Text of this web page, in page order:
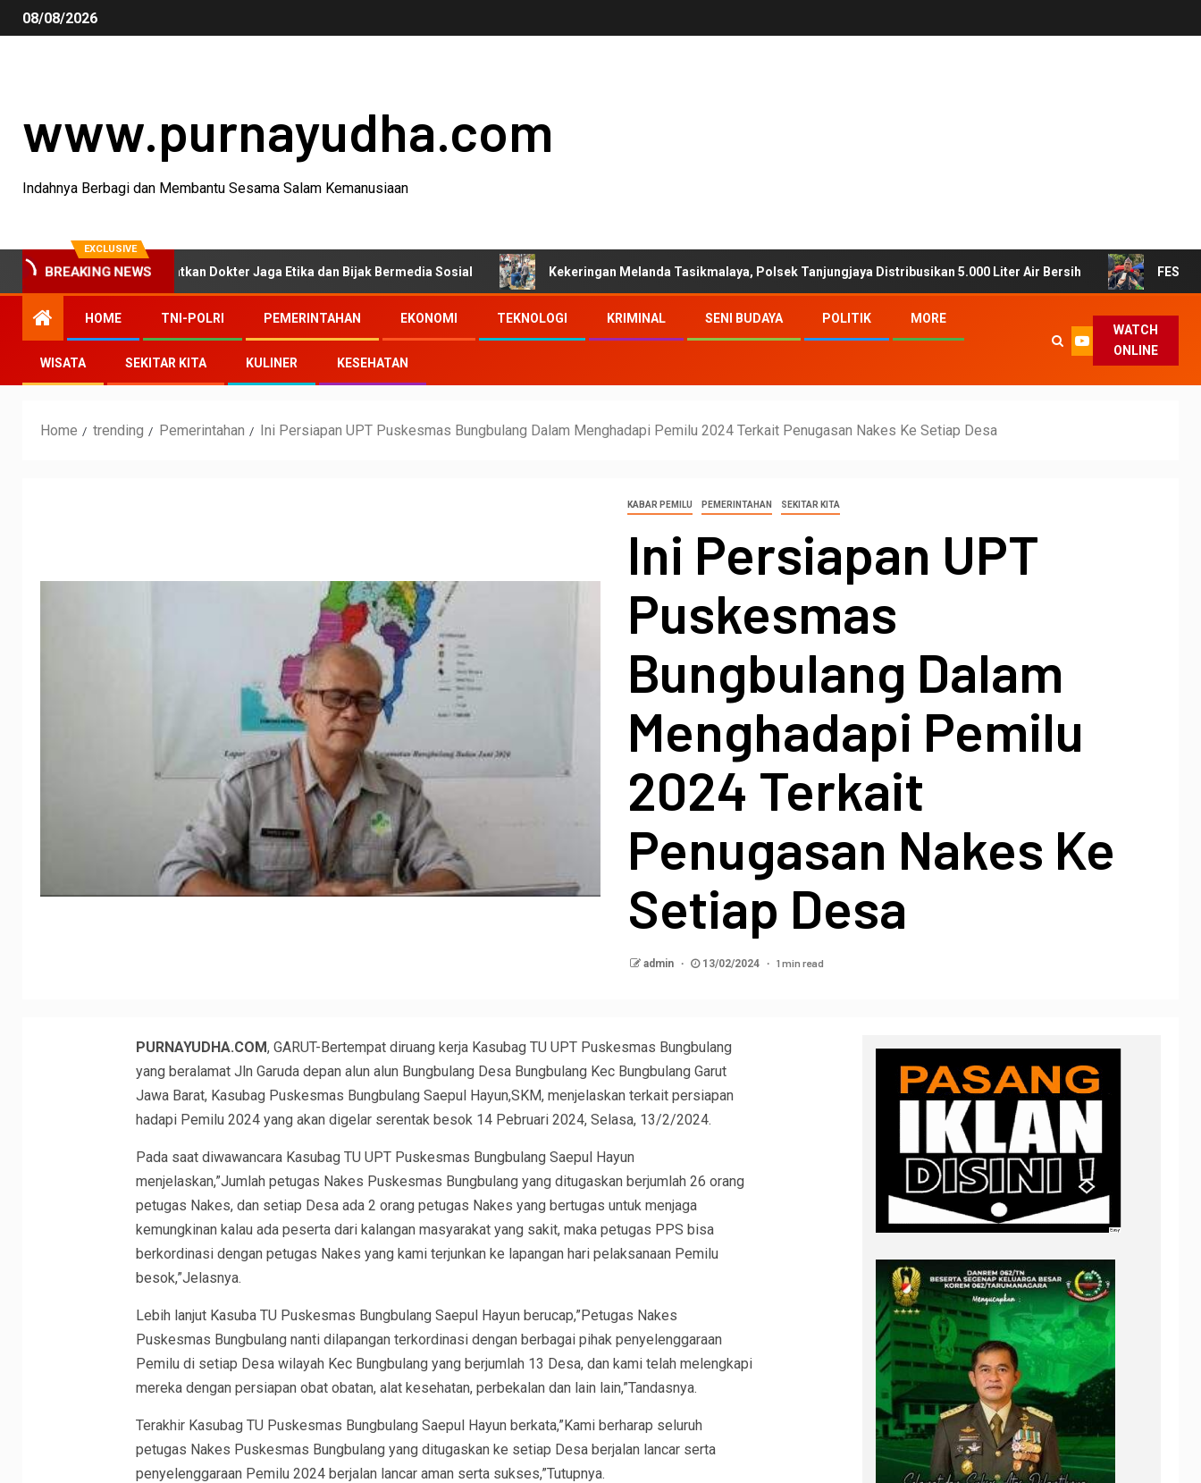
08/08/2026
www.purnayudha.com
Indahnya Berbagi dan Membantu Sesama Salam Kemanusiaan
EXCLUSIVE
BREAKING NEWS
Tasikmalaya Ingatkan Dokter Jaga Etika dan Bijak Bermedia Sosial Kekeringan Melanda Tasikmalaya, Polsek Tanjungjaya Distribusikan 5.000 Liter Air Bersih FESTA Dinas
HOME TNI-POLRI PEMERINTAHAN EKONOMI TEKNOLOGI KRIMINAL SENI BUDAYA POLITIK MORE
WISATA SEKITAR KITA KULINER KESEHATAN
WATCH
ONLINE
Home trending Pemerintahan Ini Persiapan UPT Puskesmas Bungbulang Dalam Menghadapi Pemilu 2024 Terkait Penugasan Nakes Ke Setiap Desa
KABAR PEMILU PEMERINTAHAN SEKITAR KITA
Ini Persiapan UPT
Puskesmas
Bungbulang Dalam
Menghadapi Pemilu
2024 Terkait
Penugasan Nakes Ke
Setiap Desa
admin 13/02/2024 1 min read
PURNAYUDHA.COM, GARUT-Bertempat diruang kerja Kasubag TU UPT Puskesmas Bungbulang
yang beralamat Jln Garuda depan alun alun Bungbulang Desa Bungbulang Kec Bungbulang Garut
Jawa Barat, Kasubag Puskesmas Bungbulang Saepul Hayun,SKM, menjelaskan terkait persiapan
hadapi Pemilu 2024 yang akan digelar serentak besok 14 Pebruari 2024, Selasa, 13/2/2024.
Pada saat diwawancara Kasubag TU UPT Puskesmas Bungbulang Saepul Hayun
menjelaskan,”Jumlah petugas Nakes Puskesmas Bungbulang yang ditugaskan berjumlah 26 orang
petugas Nakes, dan setiap Desa ada 2 orang petugas Nakes yang bertugas untuk menjaga
kemungkinan kalau ada peserta dari kalangan masyarakat yang sakit, maka petugas PPS bisa
berkordinasi dengan petugas Nakes yang kami terjunkan ke lapangan hari pelaksanaan Pemilu
besok,”Jelasnya.
Lebih lanjut Kasuba TU Puskesmas Bungbulang Saepul Hayun berucap,”Petugas Nakes
Puskesmas Bungbulang nanti dilapangan terkordinasi dengan berbagai pihak penyelenggaraan
Pemilu di setiap Desa wilayah Kec Bungbulang yang berjumlah 13 Desa, dan kami telah melengkapi
mereka dengan persiapan obat obatan, alat kesehatan, perbekalan dan lain lain,”Tandasnya.
Terakhir Kasubag TU Puskesmas Bungbulang Saepul Hayun berkata,”Kami berharap seluruh
petugas Nakes Puskesmas Bungbulang yang ditugaskan ke setiap Desa berjalan lancar serta
penyelenggaraan Pemilu 2024 berjalan lancar aman serta sukses,”Tutupnya.